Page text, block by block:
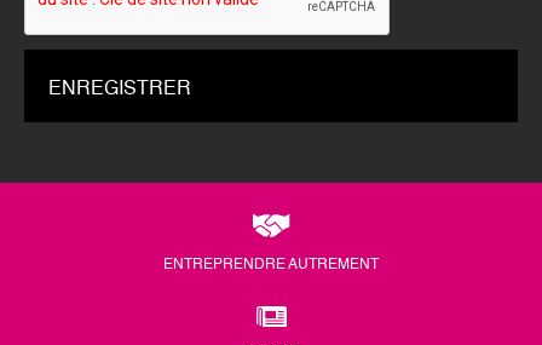
ENTREPRENDRE AUTREMENT